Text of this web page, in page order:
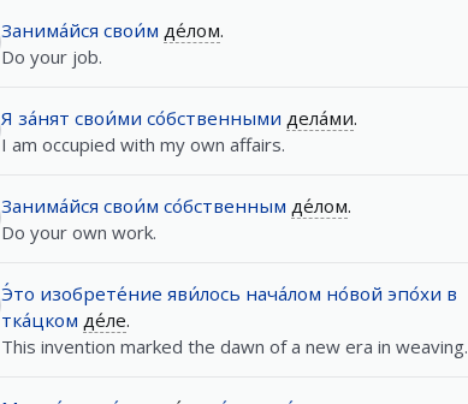
Занима́йся свои́м де́лом.
Do your job.
Я за́нят свои́ми со́бственными дела́ми.
I am occupied with my own affairs.
Занима́йся свои́м со́бственным де́лом.
Do your own work.
Э́то изобрете́ние яви́лось нача́лом но́вой эпо́хи в
тка́цком де́ле.
This invention marked the dawn of a new era in weaving.